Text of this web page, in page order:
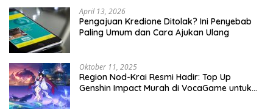
April 13, 2026
Pengajuan Kredione Ditolak? Ini Penyebab
Paling Umum dan Cara Ajukan Ulang
Oktober 11, 2025
Region Nod-Krai Resmi Hadir: Top Up
Genshin Impact Murah di VocaGame untuk